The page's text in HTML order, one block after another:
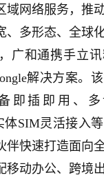
域网络服务，推
、多形态、全球
和通携手立讯
解决方案。
即插即用、多
体SIM灵活接入
伴快速打造面向
移动办公、跨境